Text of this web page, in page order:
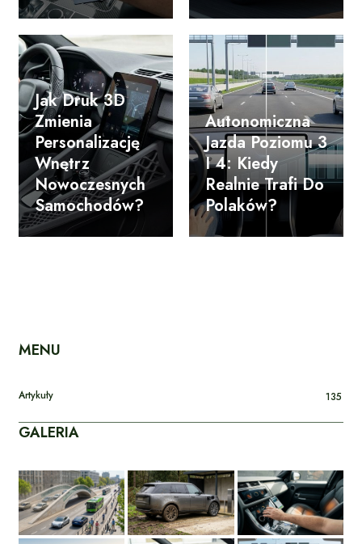
Jak Druk 3D
Zmienia
Personalizację
Wnętrz
Nowoczesnych
Samochodów?
Autonomiczna
Jazda Poziomu 3
I 4: Kiedy
Realnie Trafi Do
Polaków?
MENU
Artykuły 135
GALERIA